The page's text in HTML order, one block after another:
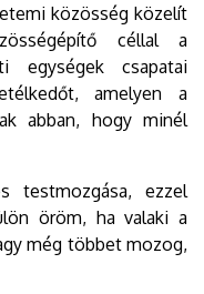
közösség közelít
céllal a
egységek csapatai
amelyen a
abban, hogy minél
testmozgása, ezzel
öröm, ha valaki a
még többet mozog,